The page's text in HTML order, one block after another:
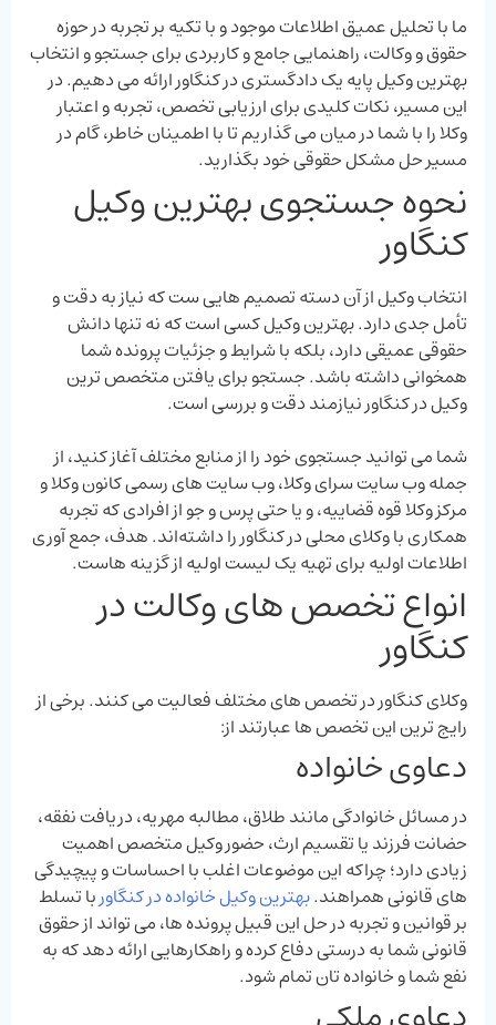
ما با تحلیل عمیق اطلاعات موجود و با تکیه بر تجربه در حوزه
حقوق و وکالت، راهنمایی جامع و کاربردی برای جستجو و انتخاب
بهترین وکیل پایه یک دادگستری در کنگاور ارائه می‌ دهیم. در
این مسیر، نکات کلیدی برای ارزیابی تخصص، تجربه و اعتبار
وکلا را با شما در میان می‌ گذاریم تا با اطمینان خاطر، گام در
مسیر حل مشکل حقوقی خود بگذارید.
نحوه جستجوی بهترین وکیل
کنگاور
انتخاب وکیل از آن دسته تصمیم ‌هایی‌ ست که نیاز به دقت و
تأمل جدی دارد. بهترین وکیل کسی است که نه تنها دانش
حقوقی عمیقی دارد، بلکه با شرایط و جزئیات پرونده شما
همخوانی داشته باشد. جستجو برای یافتن متخصص‌ ترین
وکیل در کنگاور نیازمند دقت و بررسی است.
شما می‌ توانید جستجوی خود را از منابع مختلف آغاز کنید، از
جمله وب سایت سرای وکلا، وب‌ سایت ‌های رسمی کانون وکلا و
مرکز وکلا قوه قضاییه، و یا حتی پرس ‌و جو از افرادی که تجربه
همکاری با وکلای محلی در کنگاور را داشته‌اند. هدف، جمع ‌آوری
اطلاعات اولیه برای تهیه یک لیست اولیه از گزینه ‌هاست.
انواع تخصص‌ های وکالت در
کنگاور
وکلای کنگاور در تخصص‌ های مختلف فعالیت می ‌کنند. برخی از
رایج ‌ترین این تخصص‌ ها عبارتند از:
دعاوی خانواده
در مسائل خانوادگی مانند طلاق، مطالبه مهریه، دریافت نفقه،
حضانت فرزند یا تقسیم ارث، حضور وکیل متخصص اهمیت
زیادی دارد؛ چراکه این موضوعات اغلب با احساسات و پیچیدگی
‌های قانونی همراهند.بهترین وکیل خانواده در کنگاوربا تسلط
بر قوانین و تجربه در حل این قبیل پرونده‌ ها، می ‌تواند از حقوق
قانونی شما به‌ درستی دفاع کرده و راهکارهایی ارائه دهد که به
نفع شما و خانواده‌ تان تمام شود.